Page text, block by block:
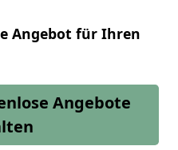
Angebot für Ihren
Angebote